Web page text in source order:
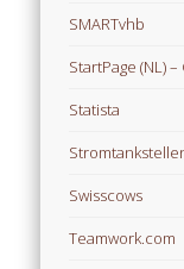
SMARTvhb
StartPage (NL)
Statista
Swisscows
Teamwork.com